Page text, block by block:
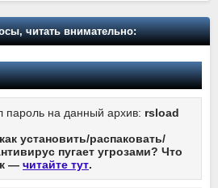
читать внимательно:
пароль на данный архив: rsload
установить/распаковать/
пугает угрозами? Что
— читайте тут.